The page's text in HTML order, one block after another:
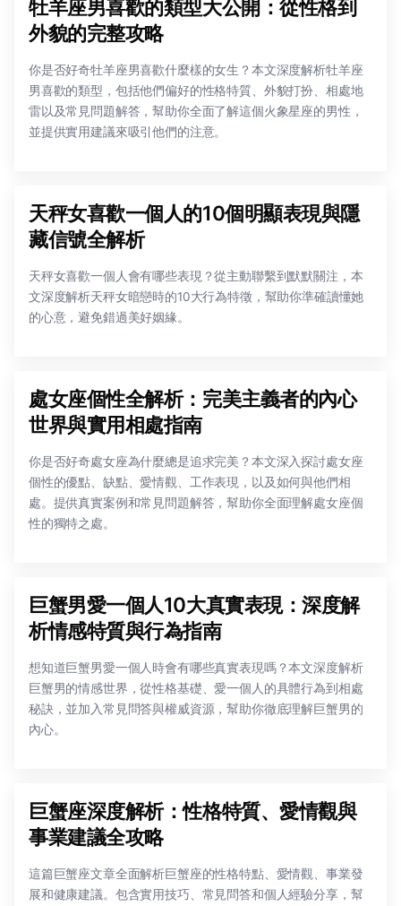
牡羊座男喜歡的類型大公開：從性格到
外貌的完整攻略
你是否好奇牡羊座男喜歡什麼樣的女生？本文深度解析牡羊座
男喜歡的類型，包括他們偏好的性格特質、外貌打扮、相處地
雷以及常見問題解答，幫助你全面了解這個火象星座的男性，
並提供實用建議來吸引他們的注意。
天秤女喜歡一個人的10個明顯表現與隱
藏信號全解析
天秤女喜歡一個人會有哪些表現？從主動聯繫到默默關注，本
文深度解析天秤女暗戀時的10大行為特徵，幫助你準確讀懂她
的心意，避免錯過美好姻緣。
處女座個性全解析：完美主義者的內心
世界與實用相處指南
你是否好奇處女座為什麼總是追求完美？本文深入探討處女座
個性的優點、缺點、愛情觀、工作表現，以及如何與他們相
處。提供真實案例和常見問題解答，幫助你全面理解處女座個
性的獨特之處。
巨蟹男愛一個人10大真實表現：深度解
析情感特質與行為指南
想知道巨蟹男愛一個人時會有哪些真實表現嗎？本文深度解析
巨蟹男的情感世界，從性格基礎、愛一個人的具體行為到相處
秘訣，並加入常見問答與權威資源，幫助你徹底理解巨蟹男的
內心。
巨蟹座深度解析：性格特質、愛情觀與
事業建議全攻略
這篇巨蟹座文章全面解析巨蟹座的性格特點、愛情觀、事業發
展和健康建議。包含實用技巧、常見問答和個人經驗分享，幫